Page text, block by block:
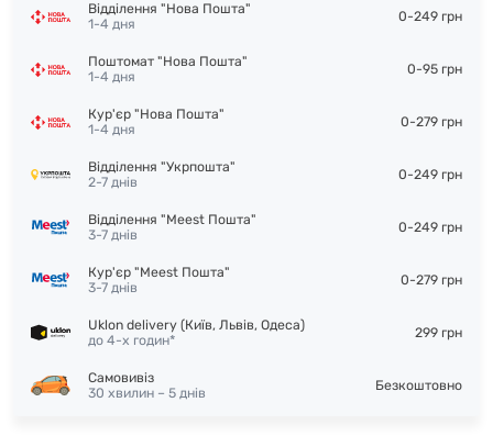
Відділення "Нова Пошта"
1-4 дня
0-249 грн
Поштомат "Нова Пошта"
1-4 дня
0-95 грн
Кур'єр "Нова Пошта"
1-4 дня
0-279 грн
Відділення "Укрпошта"
2-7 днів
0-249 грн
Відділення "Meest Пошта"
3-7 днів
0-249 грн
Кур'єр "Meest Пошта"
3-7 днів
0-279 грн
Uklon delivery (Київ, Львів, Одеса)
до 4-х годин*
299 грн
Самовивіз
30 хвилин – 5 днів
Безкоштовно